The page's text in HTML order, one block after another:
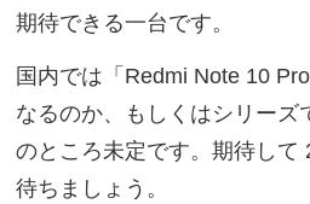
期待できる一台です。
国内では「Redmi Note 10
なるのか、もしくはシリーズ
のところ未定です。期待して
待ちましょう。